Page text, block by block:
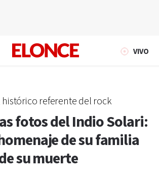
VIVO
referente del rock
fotos del Indio Solari:
de su familia
su muerte